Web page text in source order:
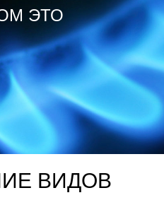
ЭТО
ВИДОВ